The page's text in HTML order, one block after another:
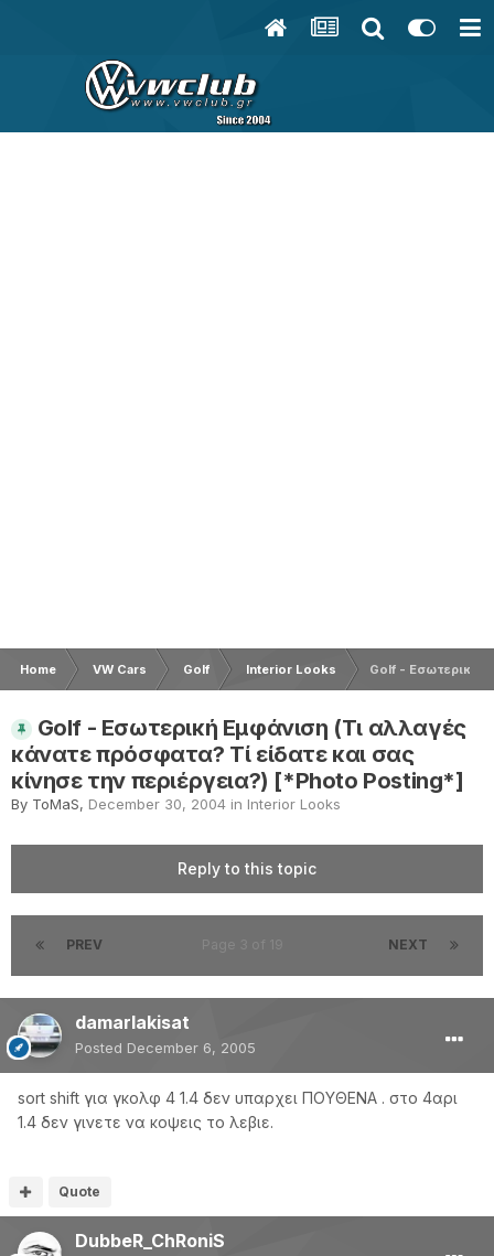
Home VW Cars Golf Interior Looks Golf - Εσωτερική
Golf - Εσωτερική Εμφάνιση (Τι αλλαγές
κάνατε πρόσφατα? Τί είδατε και σας
κίνησε την περιέργεια?) [*Photo Posting*]
By ToMaS, December 30, 2004 in Interior Looks
Reply to this topic
PREV NEXT
damarlakisat
Posted December 6, 2005
sort shift για γκολφ 4 1.4 δεν υπαρχει ΠΟΥΘΕΝΑ . στο 4αρι
1.4 δεν γινετε να κοψεις το λεβιε.
Quote
DubbeR_ChRoniS